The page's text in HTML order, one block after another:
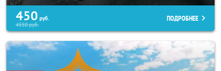
450 руб.
4550руб.
ПОДРОБНЕЕ